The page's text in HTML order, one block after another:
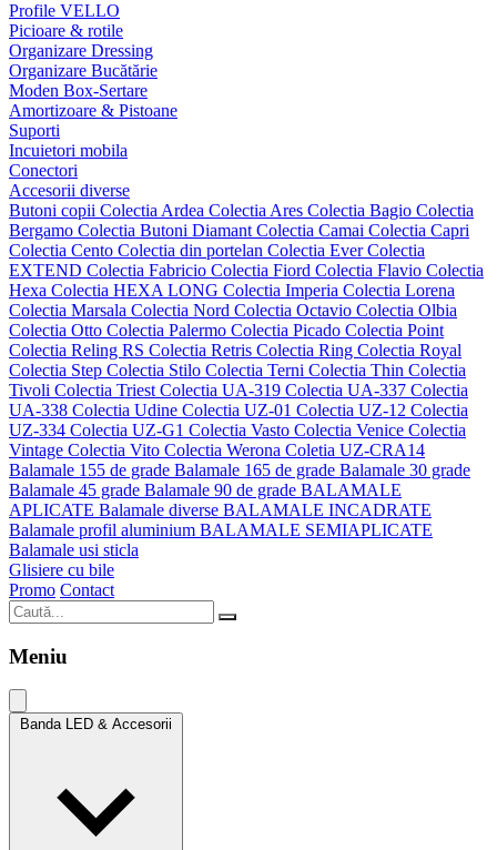
Profile VELLO
Picioare & rotile
Organizare Dressing
Organizare Bucătărie
Moden Box-Sertare
Amortizoare & Pistoane
Suporti
Incuietori mobila
Conectori
Accesorii diverse
Butoni copii Colectia Ardea Colectia Ares Colectia Bagio Colectia
Bergamo Colectia Butoni Diamant Colectia Camai Colectia Capri
Colectia Cento Colectia din portelan Colectia EverColectia
EXTEND Colectia Fabricio Colectia Fiord Colectia Flavio Colectia
Hexa Colectia HEXA LONG Colectia Imperia Colectia Lorena
Colectia Marsala Colectia Nord Colectia Octavio Colectia Olbia
Colectia Otto Colectia Palermo Colectia Picado Colectia Point
Colectia Reling RS Colectia Retris Colectia Ring Colectia Royal
Colectia Step Colectia Stilo Colectia Terni Colectia Thin Colectia
Tivoli Colectia Triest Colectia UA-319 Colectia UA-337 Colectia
UA-338 Colectia Udine Colectia UZ-01 Colectia UZ-12 Colectia
UZ-334 Colectia UZ-G1 Colectia Vasto Colectia Venice Colectia
Vintage Colectia Vito Colectia Werona Coletia UZ-CRA14
Balamale 155 de grade Balamale 165 de grade Balamale 30 grade
Balamale 45 grade Balamale 90 de grade BALAMALE
APLICATE Balamale diverse BALAMALE INCADRATE
Balamale profil aluminium BALAMALE SEMIAPLICATE
Balamale usi sticla
Glisiere cu bile
Promo Contact
Meniu
Banda LED & Accesorii